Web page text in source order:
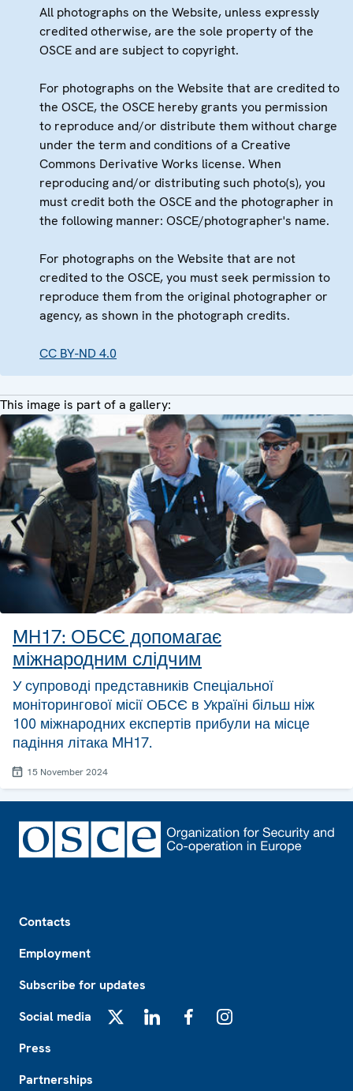
All photographs on the Website, unless expressly
credited otherwise, are the sole property of the
OSCE and are subject to copyright.
For photographs on the Website that are credited to
the OSCE, the OSCE hereby grants you permission
to reproduce and/or distribute them without charge
under the term and conditions of a Creative
Commons Derivative Works license. When
reproducing and/or distributing such photo(s), you
must credit both the OSCE and the photographer in
the following manner: OSCE/photographer's name.
For photographs on the Website that are not
credited to the OSCE, you must seek permission to
reproduce them from the original photographer or
agency, as shown in the photograph credits.
CC BY-ND 4.0
This image is part of a gallery:
MH17: ОБСЄ допомагає
міжнародним слідчим
У супроводі представників Спеціальної
моніторингової місії ОБСЄ в Україні більш ніж
100 міжнародних експертів прибули на місце
падіння літака MH17.
15 November 2024
Contacts
Employment
Subscribe for updates
Social media
Press
Partnerships